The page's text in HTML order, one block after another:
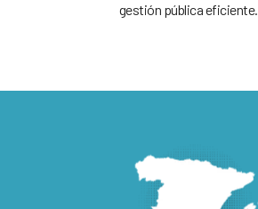
gestión pública eficiente.